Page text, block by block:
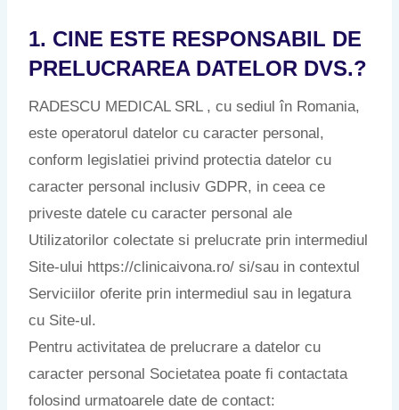
1. CINE ESTE RESPONSABIL DE
PRELUCRAREA DATELOR DVS.?
RADESCU MEDICAL SRL , cu sediul în Romania,
este operatorul datelor cu caracter personal,
conform legislatiei privind protectia datelor cu
caracter personal inclusiv GDPR, in ceea ce
priveste datele cu caracter personal ale
Utilizatorilor colectate si prelucrate prin intermediul
Site-ului https://clinicaivona.ro/ si/sau in contextul
Serviciilor oferite prin intermediul sau in legatura
cu Site-ul.
Pentru activitatea de prelucrare a datelor cu
caracter personal Societatea poate fi contactata
folosind urmatoarele date de contact: